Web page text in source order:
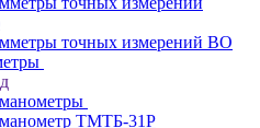
точных измерений ВО
ТМТБ-31Р